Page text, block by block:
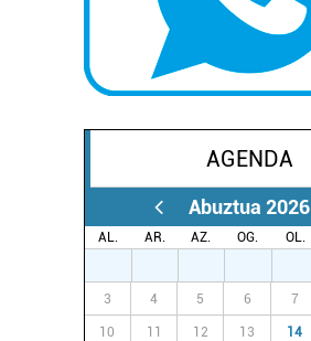
AGENDA
Abuztua 2026
AL. AR. AZ. OG. OL.
3 4 5 6 7
10 11 12 13 14